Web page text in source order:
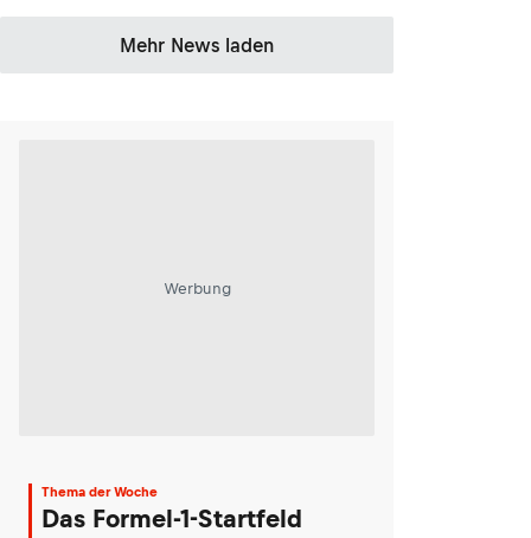
Mehr News laden
Werbung
Thema der Woche
Das Formel-1-Startfeld